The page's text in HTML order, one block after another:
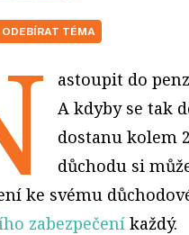
ODEBÍRAT TÉMA
astoupit do
A kdyby se tak
dostanu kolem
důchodu si
ke svému
zabezpečení každý.